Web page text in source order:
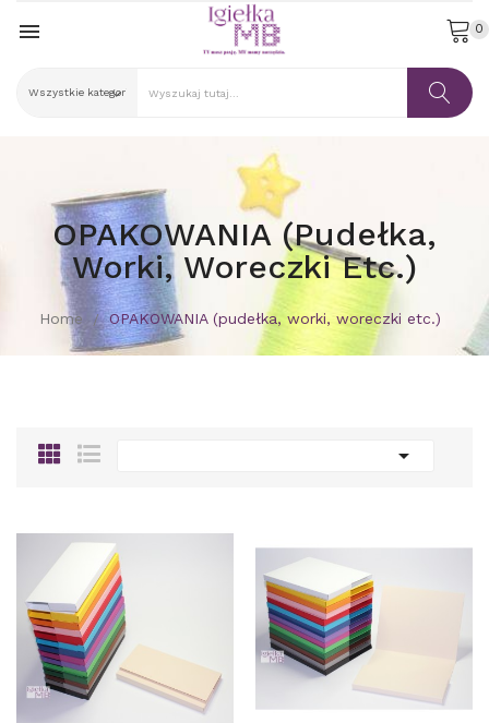
 0
OPAKOWANIA (pudełka,
Worki, Woreczki Etc.)
Home OPAKOWANIA (pudełka, worki, woreczki etc.)
